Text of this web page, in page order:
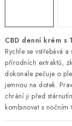
CBD denní krém s
Rychle se vstřebává
přírodních extraktů,
dokonale pečuje o
jemnou na dotek.
chrání ji před
kombinovat s nočním